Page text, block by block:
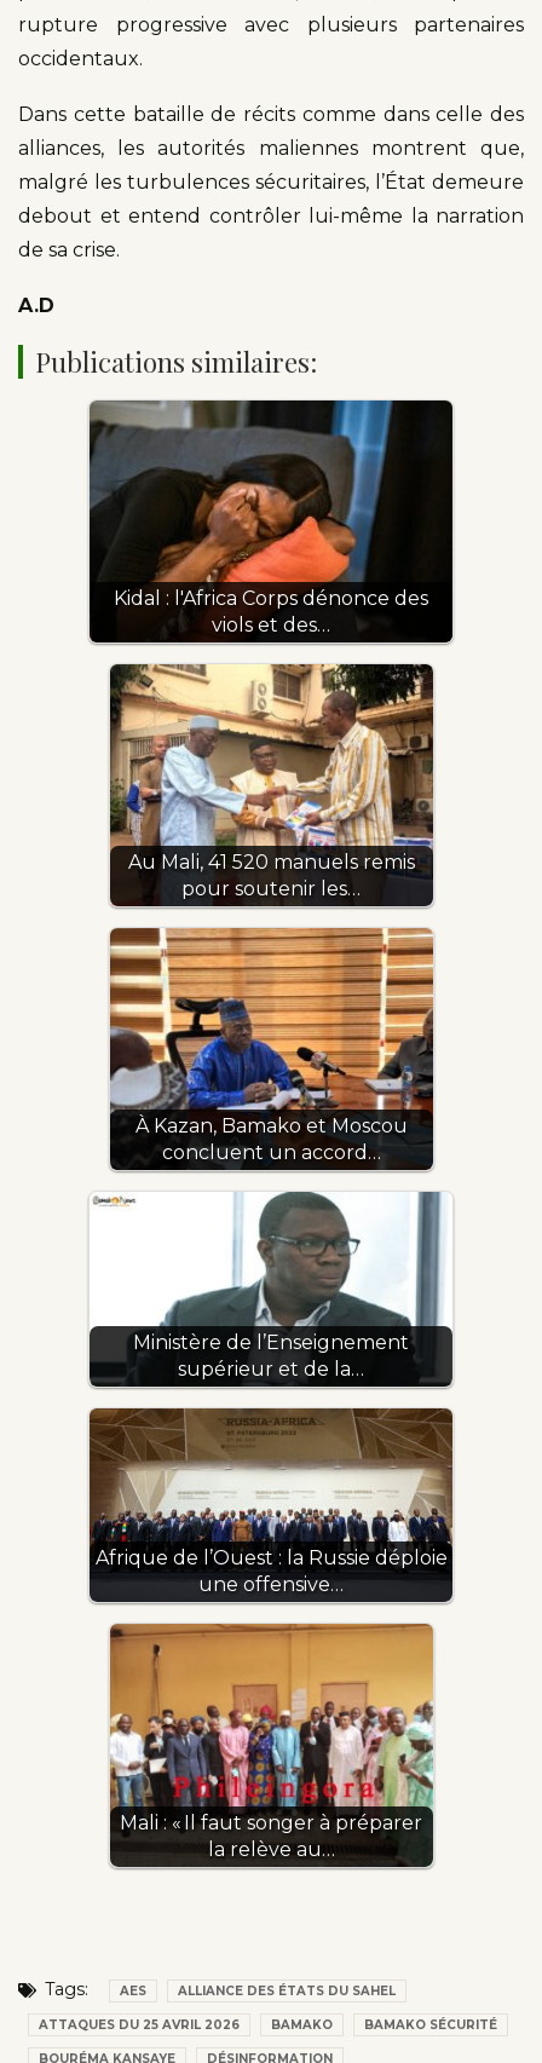
rupture progressive avec plusieurs partenaires
occidentaux.
Dans cette bataille de récits comme dans celle des
alliances, les autorités maliennes montrent que,
malgré les turbulences sécuritaires, l’État demeure
debout et entend contrôler lui-même la narration
de sa crise.
A.D
Publications similaires:
Kidal : l'Africa Corps dénonce des
viols et des…
Au Mali, 41 520 manuels remis
pour soutenir les…
À Kazan, Bamako et Moscou
concluent un accord…
Ministère de l’Enseignement
supérieur et de la…
Afrique de l’Ouest : la Russie déploie
une offensive…
Mali : « Il faut songer à préparer
la relève au…
Tags: AES ALLIANCE DES ÉTATS DU SAHEL
ATTAQUES DU 25 AVRIL 2026 BAMAKO BAMAKO SÉCURITÉ
BOURÉMA KANSAYE DÉSINFORMATION